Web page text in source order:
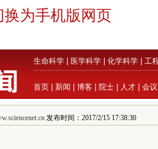
换为手机版网页
生命科学 医学科学 化学科学 工
首页 新闻 博客 院士 人才 会议
发布时间：2017/2/15 17:38:30